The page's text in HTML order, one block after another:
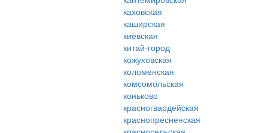
каховская
каширская
киевская
китай-город
кожуховская
коломенская
комсомольская
коньково
красногвардейская
краснопресненская